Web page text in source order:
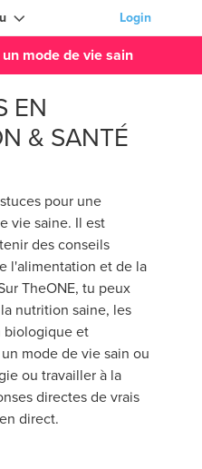
Login
mode de vie sain
EN
& SANTÉ
pour une
vie saine. Il est
des conseils
l'alimentation et de la
TheONE, tu peux
nutrition saine, les
biologique et
mode de vie sain ou
ou travailler à la
directes de vrais
direct.